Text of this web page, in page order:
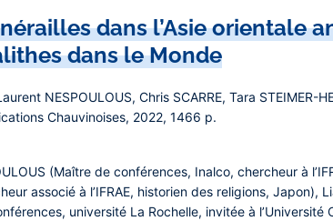
dans l’Asie orientale
dans le Monde
NESPOULOUS, Chris SCARRE, Tara STEIMER-
Chauvinoises, 2022, 1466 p.
(Maître de conférences, Inalco, chercheur à
associé à l’IFRAE, historien des religions, Japon),
université La Rochelle, invitée à l’Université